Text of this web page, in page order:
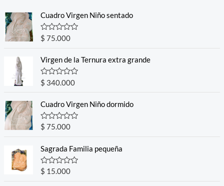
Cuadro Virgen Niño sentado
R
a
e
0
o
u
o
f
5
$ 75.000
Virgen de la Ternura extra grande
R
a
e
0
o
u
o
f
5
$ 340.000
Cuadro Virgen Niño dormido
R
a
e
d
0
o
u
$ 75.000
Sagrada Familia pequeña
R
a
$ 15.000